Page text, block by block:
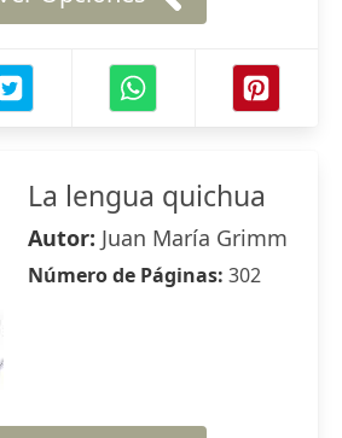
La lengua quichua
Autor: Juan María Grimm
Número de Páginas: 302